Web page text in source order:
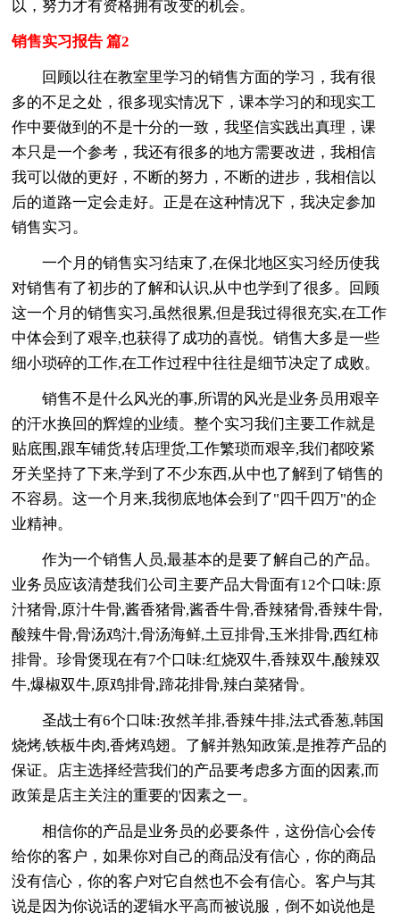
以，努力才有资格拥有改变的机会。
销售实习报告 篇2
回顾以往在教室里学习的销售方面的学习，我有很
多的不足之处，很多现实情况下，课本学习的和现实工
作中要做到的不是十分的一致，我坚信实践出真理，课
本只是一个参考，我还有很多的地方需要改进，我相信
我可以做的更好，不断的努力，不断的进步，我相信以
后的道路一定会走好。正是在这种情况下，我决定参加
销售实习。
一个月的销售实习结束了,在保北地区实习经历使我
对销售有了初步的了解和认识,从中也学到了很多。回顾
这一个月的销售实习,虽然很累,但是我过得很充实,在工作
中体会到了艰辛,也获得了成功的喜悦。销售大多是一些
细小琐碎的工作,在工作过程中往往是细节决定了成败。
销售不是什么风光的事,所谓的风光是业务员用艰辛
的汗水换回的辉煌的业绩。整个实习我们主要工作就是
贴底围,跟车铺货,转店理货,工作繁琐而艰辛,我们都咬紧
牙关坚持了下来,学到了不少东西,从中也了解到了销售的
不容易。这一个月来,我彻底地体会到了"四千四万"的企
业精神。
作为一个销售人员,最基本的是要了解自己的产品。
业务员应该清楚我们公司主要产品大骨面有12个口味:原
汁猪骨,原汁牛骨,酱香猪骨,酱香牛骨,香辣猪骨,香辣牛骨,
酸辣牛骨,骨汤鸡汁,骨汤海鲜,土豆排骨,玉米排骨,西红柿
排骨。珍骨煲现在有7个口味:红烧双牛,香辣双牛,酸辣双
牛,爆椒双牛,原鸡排骨,蹄花排骨,辣白菜猪骨。
圣战士有6个口味:孜然羊排,香辣牛排,法式香葱,韩国
烧烤,铁板牛肉,香烤鸡翅。了解并熟知政策,是推荐产品的
保证。店主选择经营我们的产品要考虑多方面的因素,而
政策是店主关注的重要的'因素之一。
相信你的产品是业务员的必要条件，这份信心会传
给你的客户，如果你对自己的商品没有信心，你的商品
没有信心，你的客户对它自然也不会有信心。客户与其
说是因为你说话的逻辑水平高而被说服，倒不如说他是